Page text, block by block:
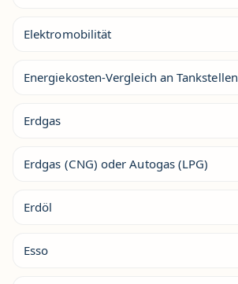
Elektromobilität
Energiekosten-Vergleich an Tankstellen
Erdgas
Erdgas (CNG) oder Autogas (LPG)
Erdöl
Esso